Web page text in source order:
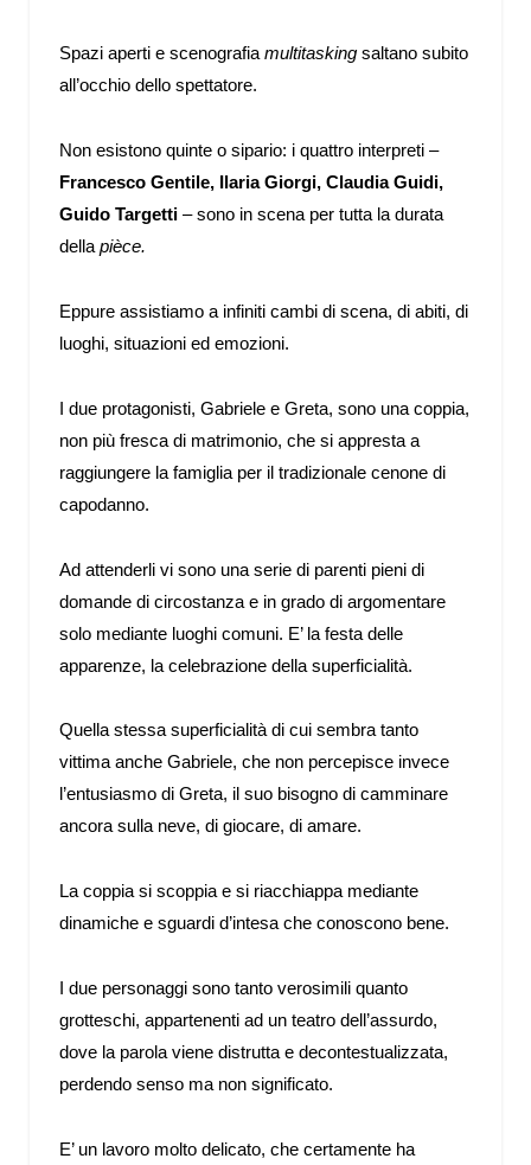
Spazi aperti e scenografia multitasking saltano subito
all’occhio dello spettatore.
Non esistono quinte o sipario: i quattro interpreti –
Francesco Gentile, Ilaria Giorgi, Claudia Guidi,
Guido Targetti – sono in scena per tutta la durata
della pièce.
Eppure assistiamo a infiniti cambi di scena, di abiti, di
luoghi, situazioni ed emozioni.
I due protagonisti, Gabriele e Greta, sono una coppia,
non più fresca di matrimonio, che si appresta a
raggiungere la famiglia per il tradizionale cenone di
capodanno.
Ad attenderli vi sono una serie di parenti pieni di
domande di circostanza e in grado di argomentare
solo mediante luoghi comuni. E’ la festa delle
apparenze, la celebrazione della superficialità.
Quella stessa superficialità di cui sembra tanto
vittima anche Gabriele, che non percepisce invece
l’entusiasmo di Greta, il suo bisogno di camminare
ancora sulla neve, di giocare, di amare.
La coppia si scoppia e si riacchiappa mediante
dinamiche e sguardi d’intesa che conoscono bene.
I due personaggi sono tanto verosimili quanto
grotteschi, appartenenti ad un teatro dell’assurdo,
dove la parola viene distrutta e decontestualizzata,
perdendo senso ma non significato.
E’ un lavoro molto delicato, che certamente ha